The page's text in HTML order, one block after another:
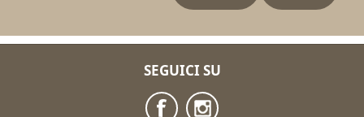
SEGUICI SU